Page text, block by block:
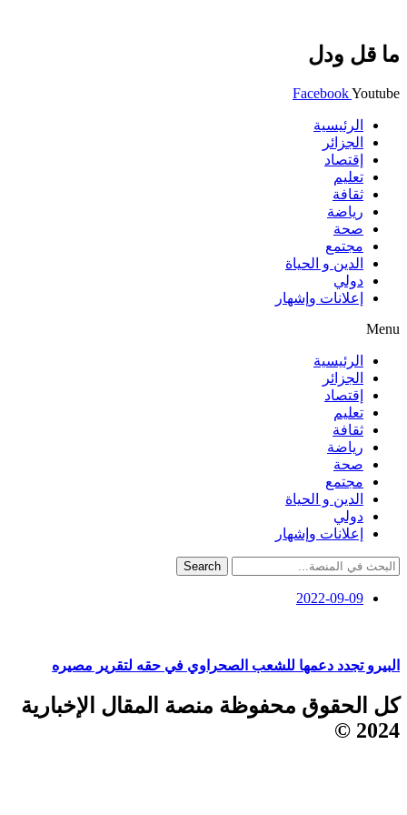
ما قل ودل
FacebookYoutube
الرئيسية
الجزائر
إقتصاد
تعليم
ثقافة
رياضة
صحة
مجتمع
الدين و الحياة
دولي
إعلانات وإشهار
Menu
الرئيسية
الجزائر
إقتصاد
تعليم
ثقافة
رياضة
صحة
مجتمع
الدين و الحياة
دولي
إعلانات وإشهار
Search
2022-09-09
البيرو تجدد دعمها للشعب الصحراوي في حقه لتقرير مصيره
كل الحقوق محفوظة منصة المقال الإخبارية
2024 ©